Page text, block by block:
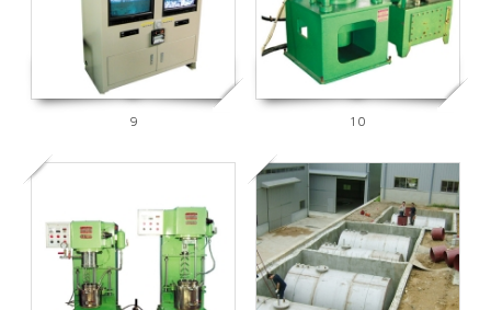
9 10
5933 5995